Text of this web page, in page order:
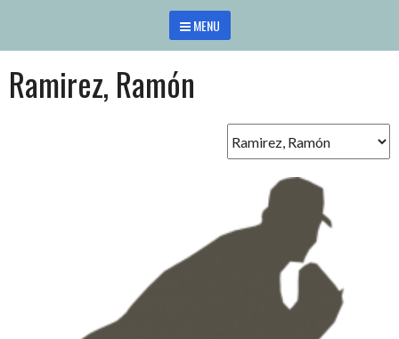
contenido
MENU
Ramirez, Ramón